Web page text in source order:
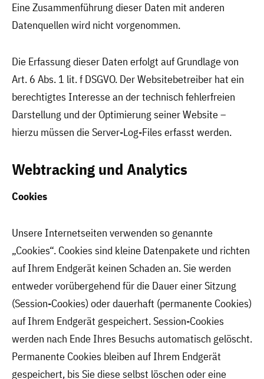
Eine Zusammenführung dieser Daten mit anderen
Datenquellen wird nicht vorgenommen.
Die Erfassung dieser Daten erfolgt auf Grundlage von
Art. 6 Abs. 1 lit. f DSGVO. Der Websitebetreiber hat ein
berechtigtes Interesse an der technisch fehlerfreien
Darstellung und der Optimierung seiner Website –
hierzu müssen die Server-Log-Files erfasst werden.
Webtracking und Analytics
Cookies
Unsere Internetseiten verwenden so genannte
„Cookies“. Cookies sind kleine Datenpakete und richten
auf Ihrem Endgerät keinen Schaden an. Sie werden
entweder vorübergehend für die Dauer einer Sitzung
(Session-Cookies) oder dauerhaft (permanente Cookies)
auf Ihrem Endgerät gespeichert. Session-Cookies
werden nach Ende Ihres Besuchs automatisch gelöscht.
Permanente Cookies bleiben auf Ihrem Endgerät
gespeichert, bis Sie diese selbst löschen oder eine